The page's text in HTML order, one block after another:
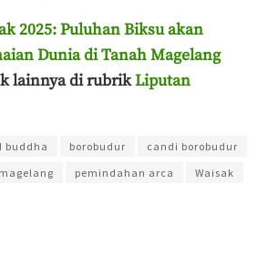
2025: Puluhan Biksu akan
Dunia di Tanah Magelang
lainnya di rubrikLiputan
buddha borobudur
candi borobudur
magelang pemindahan arca Waisak